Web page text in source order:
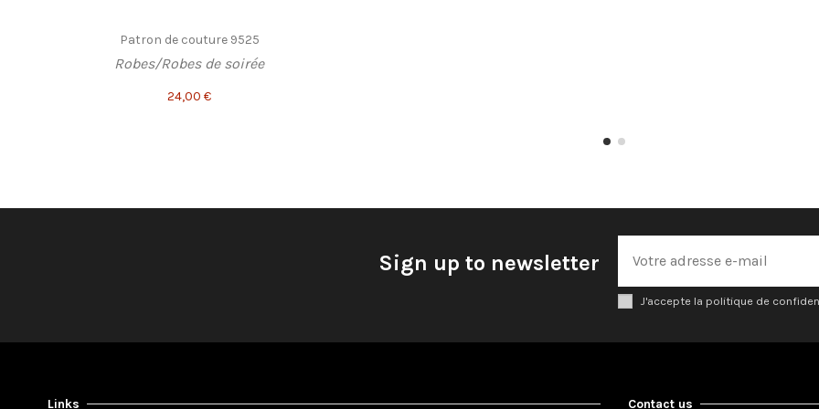
Patron de couture 9525
Robes/Robes de soirée
24,00 €
Sign up to newsletter
J'accepte la politique de
Links Contact us